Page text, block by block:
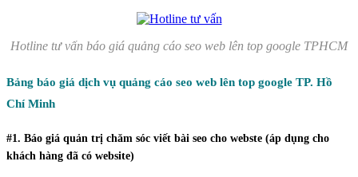
Hotline tư vấn báo giá quảng cáo seo web lên top google TPHCM
Bảng báo giá dịch vụ quảng cáo seo web lên top google TP. Hồ
Chí Minh
#1. Báo giá quản trị chăm sóc viết bài seo cho webste (áp dụng cho
khách hàng đã có website)